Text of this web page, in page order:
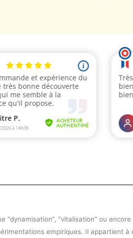
“vitalisation” ou
empiriques. Il appartient